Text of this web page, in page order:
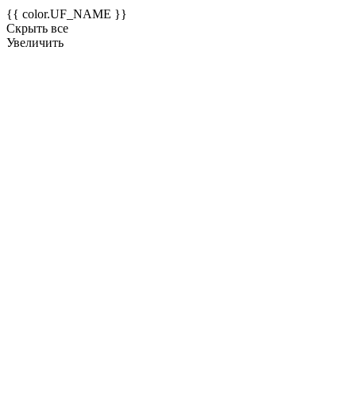
{{ color.UF_NAME }}
Скрыть все
Увеличить